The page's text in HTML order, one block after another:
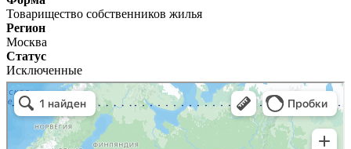
Товарищество собственников жилья
Регион
Москва
Статус
Исключенные